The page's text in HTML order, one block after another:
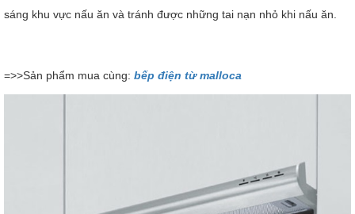
sáng khu vực nấu ăn và tránh được những tai nạn nhỏ khi nấu ăn.
=>>Sản phẩm mua cùng: bếp điện từ malloca